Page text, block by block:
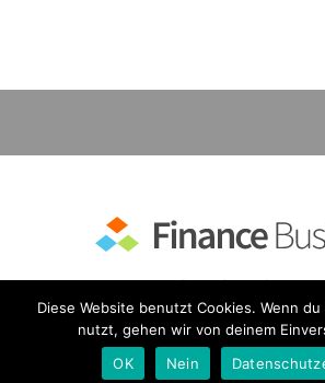
DATENSCHUTZ| FINANCE BUSINESS © 2025 |
Diese Website benutzt Cookies. Wenn
nutzt, gehen wir von deinem
OK
Nein